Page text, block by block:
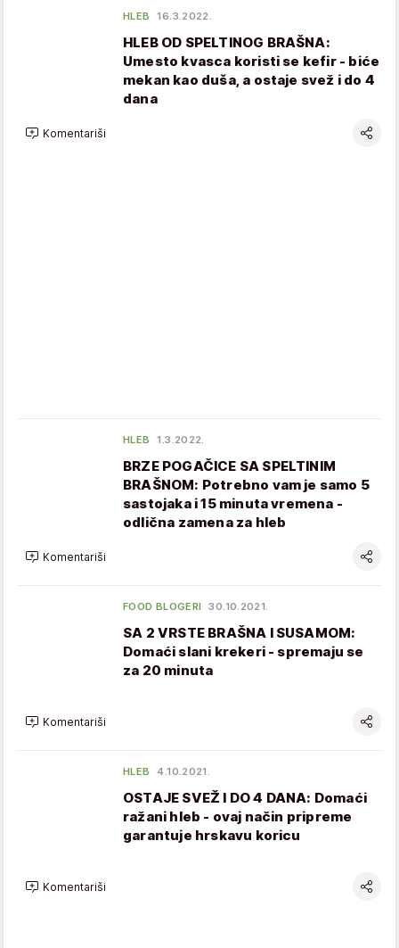
HLEB 16.3.2022.
HLEB OD SPELTINOG BRAŠNA:
Umesto kvasca koristi se kefir - biće
mekan kao duša, a ostaje svež i do 4
dana
Komentariši
HLEB 1.3.2022.
BRZE POGAČICE SA SPELTINIM
BRAŠNOM: Potrebno vam je samo 5
sastojaka i 15 minuta vremena -
odlična zamena za hleb
Komentariši
FOOD BLOGERI 30.10.2021.
SA 2 VRSTE BRAŠNA I SUSAMOM:
Domaći slani krekeri - spremaju se
za 20 minuta
Komentariši
HLEB 4.10.2021.
OSTAJE SVEŽ I DO 4 DANA: Domaći
ražani hleb - ovaj način pripreme
garantuje hrskavu koricu
Komentariši